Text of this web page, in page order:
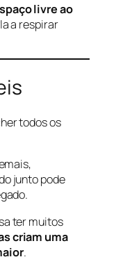
livre ao
a respirar
todos os
junto pode
ter muitos
criam uma
.